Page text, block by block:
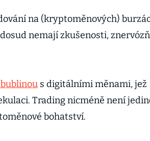
na (kryptoměnových)
nemají zkušenosti,
s digitálními měnami, jež
Trading nicméně není
bohatství.